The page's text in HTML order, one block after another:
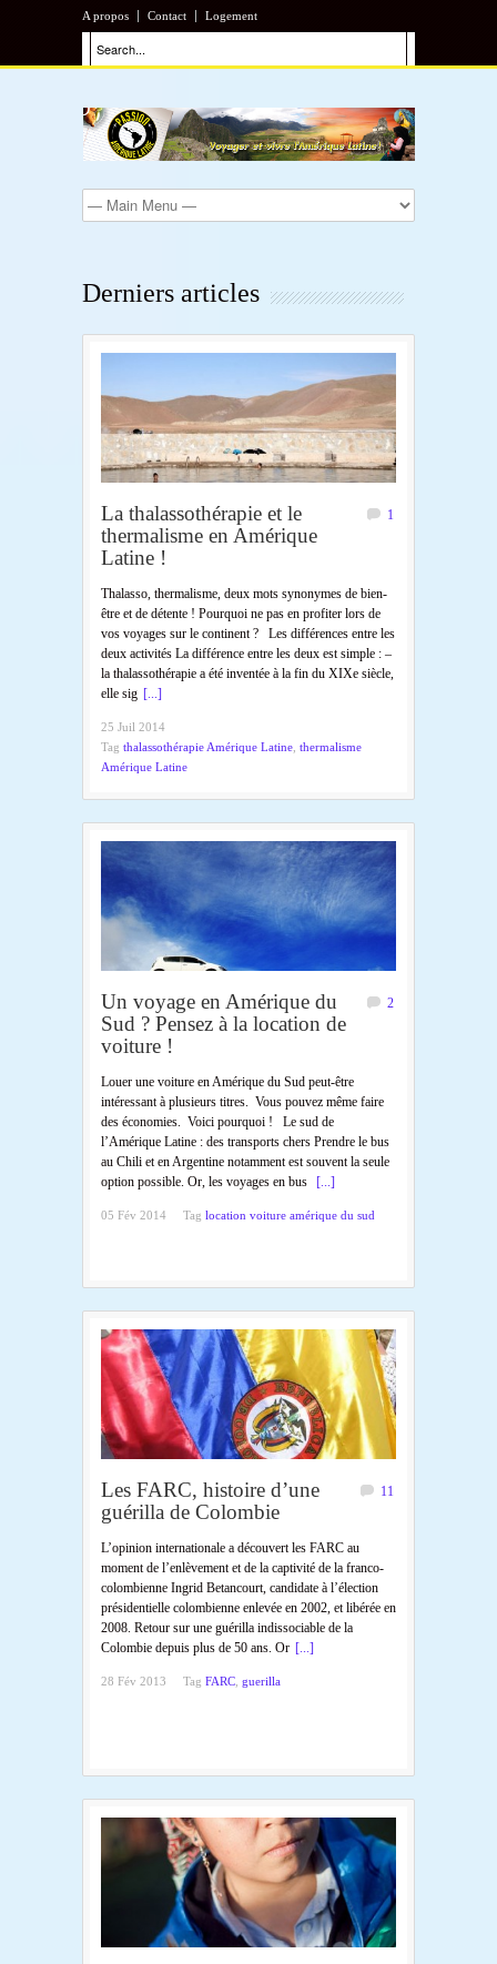
A propos Contact Logement
Derniers articles
La thalassothérapie et le
thermalisme en Amérique
Latine !
1
Thalasso, thermalisme, deux mots synonymes de bien-
être et de détente ! Pourquoi ne pas en profiter lors de
vos voyages sur le continent ? Les différences entre les
deux activités La différence entre les deux est simple : –
la thalassothérapie a été inventée à la fin du XIXe siècle,
elle sig [...]
25 Juil 2014
Tag thalassothérapie Amérique Latine thermalisme
Amérique Latine
Un voyage en Amérique du
Sud ? Pensez à la location de
voiture !
2
Louer une voiture en Amérique du Sud peut-être
intéressant à plusieurs titres. Vous pouvez même faire
des économies. Voici pourquoi ! Le sud de
l’Amérique Latine : des transports chers Prendre le bus
au Chili et en Argentine notamment est souvent la seule
option possible. Or, les voyages en bus [...]
05 Fév 2014 Tag location voiture amérique du sud
Les FARC, histoire d’une
guérilla de Colombie
11
L’opinion internationale a découvert les FARC au
moment de l’enlèvement et de la captivité de la franco-
colombienne Ingrid Betancourt, candidate à l’élection
présidentielle colombienne enlevée en 2002, et libérée en
2008. Retour sur une guérilla indissociable de la
Colombie depuis plus de 50 ans. Or [...]
28 Fév 2013 Tag FARC guerilla